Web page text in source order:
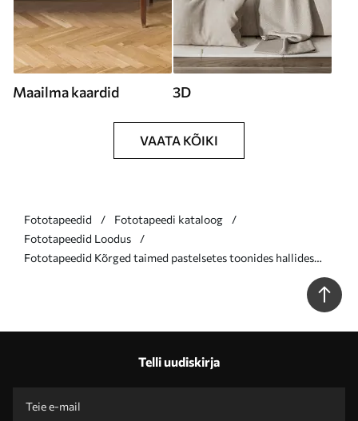
Maailma kaardid 3D
VAATA KÕIKI
Fototapeedid
Fototapeedi kataloog
Fototapeedid Loodus
Fototapeedid Kõrged taimed pastelsetes toonides hallides
Telli uudiskirja